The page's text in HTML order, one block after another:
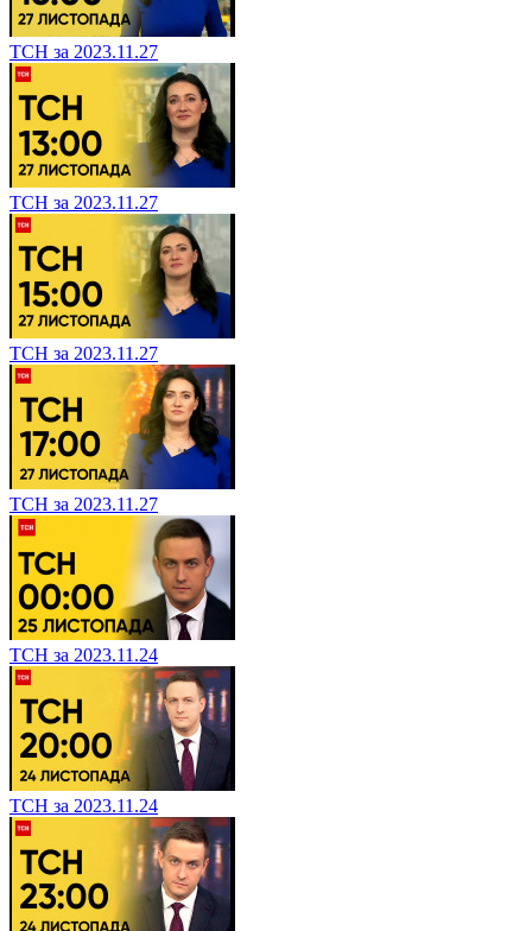
ТСН за 2023.11.27
ТСН за 2023.11.27
ТСН за 2023.11.27
ТСН за 2023.11.27
ТСН за 2023.11.24
ТСН за 2023.11.24